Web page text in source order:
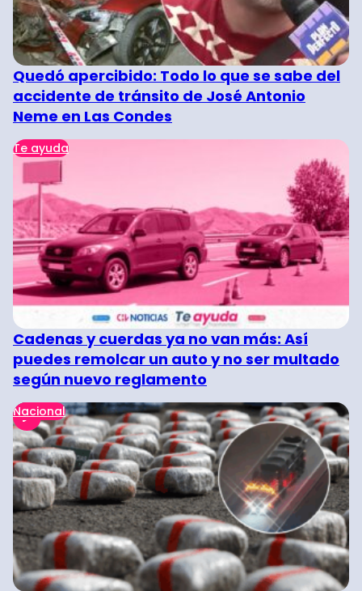
Quedó apercibido: Todo lo que se sabe del
accidente de tránsito de José Antonio
Neme en Las Condes
Te ayuda
Cadenas y cuerdas ya no van más: Así
puedes remolcar un auto y no ser multado
según nuevo reglamento
Nacional